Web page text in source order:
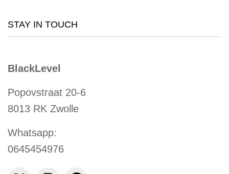
STAY IN TOUCH
BlackLevel
Popovstraat 20-6
8013 RK Zwolle
Whatsapp:
0645454976